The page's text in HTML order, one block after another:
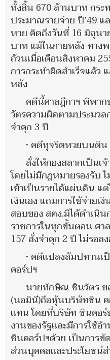
ทั้งสิ้น 670 ล้านบาท กระ
ประมาณรายจ่าย ปี’49 แ
หาย คิดถึงวันที่ 16 มิถุนา
บาท แม้ในภายหลัง ทาง
ถ้วนเมื่อเดือนสิงหาคม
การกระทำผิดสำเร็จแล้ว
หลัง
คดีนี้ศาลฎีกาฯ พิพา
วัตรความผิดตามประมว
จำคุก 3 ปี
• คดีทุจริตหวยบนดิน
สั่งให้กองสลากเป็นเ
โดยไม่มีกฎหมายรองรับ
เข้าเป็นรายได้แผ่นดิน แ
เงินเอง แถมการใช้จ่าย
สอบของ สตง.มิได้ดำเนิ
ราชการในทุกขั้นตอน ศ
157 สั่งจำคุก 2 ปี ไม่รอล
• คดีแปลงสัมปทาน
คอร์ปฯ
นายทักษิณ ชินวัตร
(นอมินี)ถือหุ้นบริษัทชิน ค
แทน โดยที่บริษัท ชินคอ
งานของรัฐและมีการใช้อ
ชินคอร์ปฯด้วย เป็นการขั
ส่วนบุคคลและประโยชน์